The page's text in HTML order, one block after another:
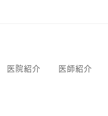
医院紹介 医師紹介